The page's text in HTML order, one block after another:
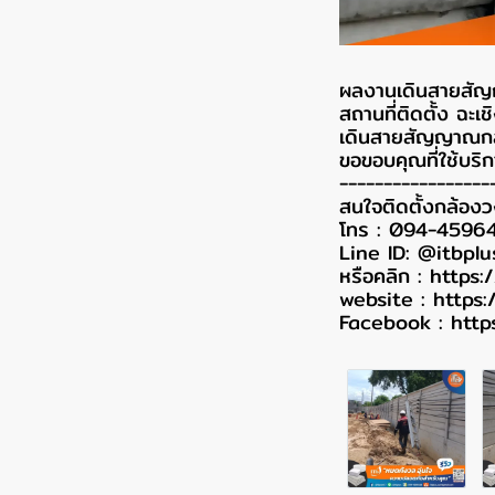
ผลงานเดินสายสั
สถานที่ติดตั้ง ฉะเชิ
เดินสายสัญญาณ
ขอขอบคุณที่ใช้บริ
สนใจติดตั้งกล้อง
โทร : 094-
Line ID:
หรือคลิก :
website :
Facebook :